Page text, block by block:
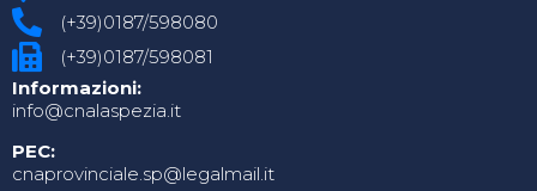
(+39)0187/598080
(+39)0187/598081
Informazioni:
info@cnalaspezia.it
PEC:
cnaprovinciale.sp@legalmail.it